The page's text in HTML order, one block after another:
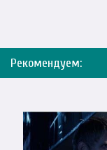
Рекомендуем: